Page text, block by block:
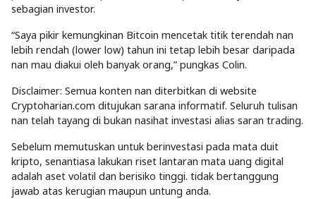
sebagian investor.
“Saya pikir kemungkinan Bitcoin mencetak titik terendah nan
lebih rendah (lower low) tahun ini tetap lebih besar daripada
nan mau diakui oleh banyak orang,” pungkas Colin.
Disclaimer: Semua konten nan diterbitkan di website
Cryptoharian.com ditujukan sarana informatif. Seluruh tulisan
nan telah tayang di bukan nasihat investasi alias saran trading.
Sebelum memutuskan untuk berinvestasi pada mata duit
kripto, senantiasa lakukan riset lantaran mata uang digital
adalah aset volatil dan berisiko tinggi. tidak bertanggung
jawab atas kerugian maupun untung anda.